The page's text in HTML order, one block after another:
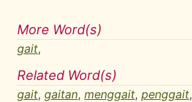
More Word(s)
gait,
Related Word(s)
gait, gaitan, menggait, penggait,